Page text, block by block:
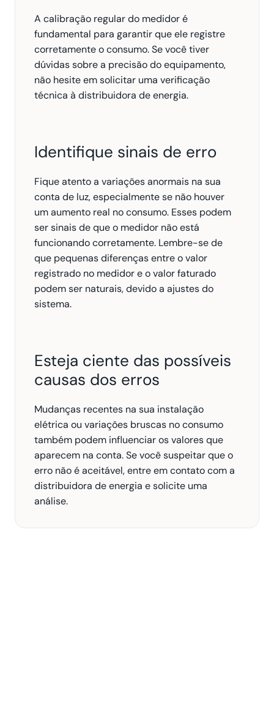
A calibração regular do medidor é
fundamental para garantir que ele registre
corretamente o consumo. Se você tiver
dúvidas sobre a precisão do equipamento,
não hesite em solicitar uma verificação
técnica à distribuidora de energia.
Identifique sinais de erro
Fique atento a variações anormais na sua
conta de luz, especialmente se não houver
um aumento real no consumo. Esses podem
ser sinais de que o medidor não está
funcionando corretamente. Lembre-se de
que pequenas diferenças entre o valor
registrado no medidor e o valor faturado
podem ser naturais, devido a ajustes do
sistema.
Esteja ciente das possíveis
causas dos erros
Mudanças recentes na sua instalação
elétrica ou variações bruscas no consumo
também podem influenciar os valores que
aparecem na conta. Se você suspeitar que o
erro não é aceitável, entre em contato com a
distribuidora de energia e solicite uma
análise.